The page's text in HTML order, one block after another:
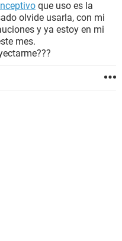
que uso es la
olvide usarla, con mi
y ya estoy en mi
mes.